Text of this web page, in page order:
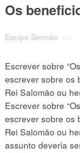
Os
Equipe Sermão on
Escrever sobre
escrever sobre os
Rei Salomão ou
Escrever sobre
escrever sobre os
Rei Salomão ou
assunto deveria